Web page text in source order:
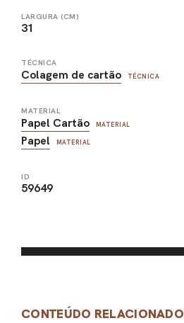
LARGURA (CM)
31
TÉCNICA
Colagem de cartão TÉCNICA
MATERIAL
Papel Cartão MATERIAL
Papel MATERIAL
ID
59649
CONTEÚDO RELACIONADO